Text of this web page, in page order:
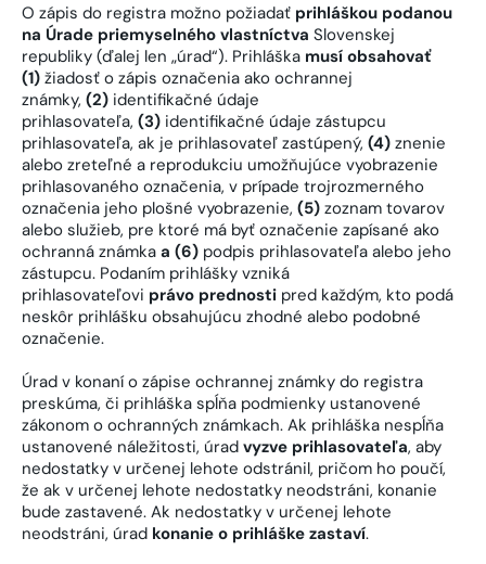
O zápis do registra možno požiadať prihláškou podanou
na Úrade priemyselného vlastníctva Slovenskej
republiky (ďalej len „úrad“). Prihláška musí obsahovať
(1) žiadosť o zápis označenia ako ochrannej
známky, (2) identifikačné údaje
prihlasovateľa, (3) identifikačné údaje zástupcu
prihlasovateľa, ak je prihlasovateľ zastúpený, (4) znenie
alebo zreteľné a reprodukciu umožňujúce vyobrazenie
prihlasovaného označenia, v prípade trojrozmerného
označenia jeho plošné vyobrazenie, (5) zoznam tovarov
alebo služieb, pre ktoré má byť označenie zapísané ako
ochranná známka a (6) podpis prihlasovateľa alebo jeho
zástupcu. Podaním prihlášky vzniká
prihlasovateľovi právo prednosti pred každým, kto podá
neskôr prihlášku obsahujúcu zhodné alebo podobné
označenie.
Úrad v konaní o zápise ochrannej známky do registra
preskúma, či prihláška spĺňa podmienky ustanovené
zákonom o ochranných známkach. Ak prihláška nespĺňa
ustanovené náležitosti, úrad vyzve prihlasovateľa, aby
nedostatky v určenej lehote odstránil, pričom ho poučí,
že ak v určenej lehote nedostatky neodstráni, konanie
bude zastavené. Ak nedostatky v určenej lehote
neodstráni, úrad konanie o prihláške zastaví.